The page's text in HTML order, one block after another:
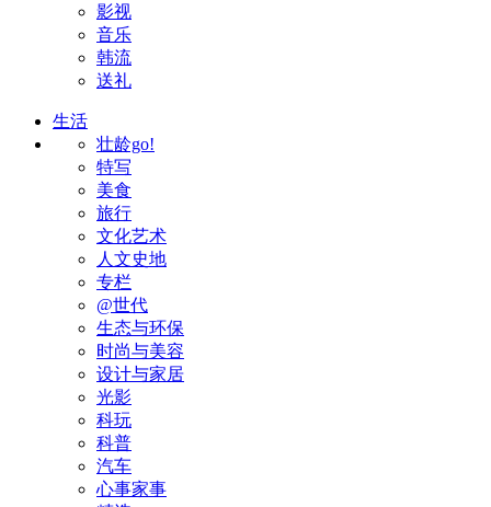
影视
音乐
韩流
送礼
生活
壮龄go!
特写
美食
旅行
文化艺术
人文史地
专栏
@世代
生态与环保
时尚与美容
设计与家居
光影
科玩
科普
汽车
心事家事